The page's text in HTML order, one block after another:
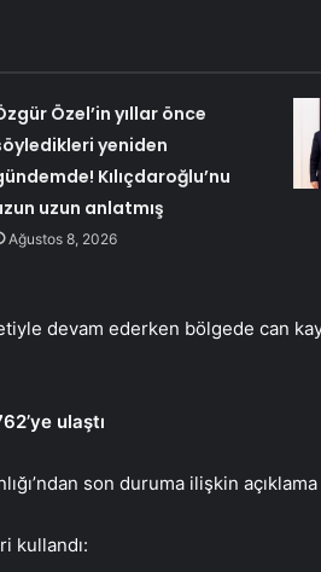
Özel’in yıllar önce
yeniden
Kılıçdaroğlu’nu
uzun anlatmış
Ağustos 8, 2026
devam ederken bölgede can
ulaştı
son duruma ilişkin
kullandı: